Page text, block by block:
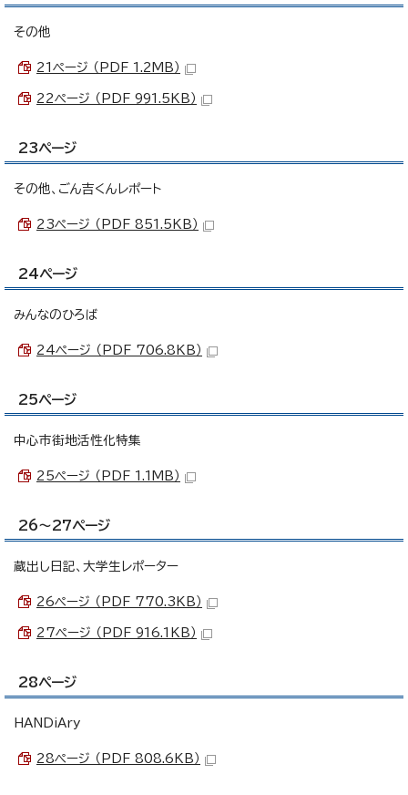
その他
21ページ （PDF 1.2MB）
22ページ （PDF 991.5KB）
23ページ
その他、ごん吉くんレポート
23ページ （PDF 851.5KB）
24ページ
みんなのひろば
24ページ （PDF 706.8KB）
25ページ
中心市街地活性化特集
25ページ （PDF 1.1MB）
26～27ページ
蔵出し日記、大学生レポーター
26ページ （PDF 770.3KB）
27ページ （PDF 916.1KB）
28ページ
HANDiAry
28ページ （PDF 808.6KB）